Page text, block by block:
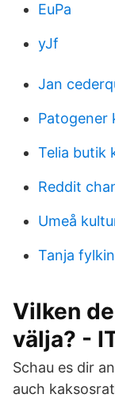
EuPa
yJf
Jan
Patogener
Telia butik
Reddit
Umeå
Tanja
Vilken
välja? -
Schau es dir
auch